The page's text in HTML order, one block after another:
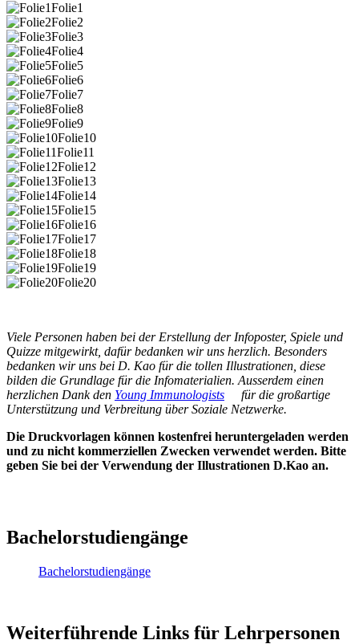
Folie1
Folie2
Folie3
Folie4
Folie5
Folie6
Folie7
Folie8
Folie9
Folie10
Folie11
Folie12
Folie13
Folie14
Folie15
Folie16
Folie17
Folie18
Folie19
Folie20
Viele Personen haben bei der Erstellung der Infoposter, Spiele und
Quizze mitgewirkt, dafür bedanken wir uns herzlich. Besonders
bedanken wir uns bei D. Kao für die tollen Illustrationen, diese
bilden die Grundlage für die Infomaterialien. Ausserdem einen
herzlichen Dank den Young Immunologists
für die großartige
Unterstützung und Verbreitung über Soziale Netzwerke.
Die Druckvorlagen können kostenfrei heruntergeladen werden
und zu nicht kommerziellen Zwecken verwendet werden. Bitte
geben Sie bei der Verwendung der Illustrationen D.Kao an.
Bachelorstudiengänge
Bachelorstudiengänge
Weiterführende Links für Lehrpersonen